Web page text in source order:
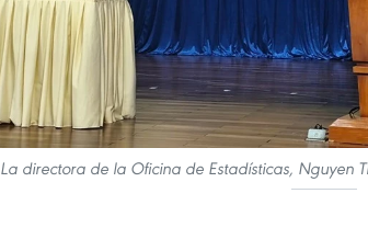
La directora de la Oficina de Estadísticas, Nguyen